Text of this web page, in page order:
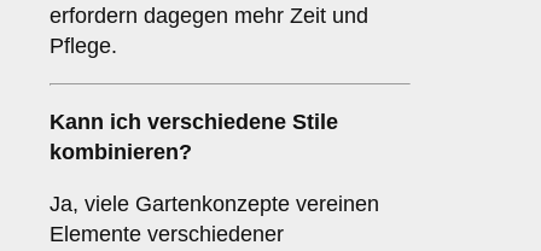
erfordern dagegen mehr Zeit und
Pflege.
Kann ich verschiedene Stile
kombinieren?
Ja, viele Gartenkonzepte vereinen
Elemente verschiedener